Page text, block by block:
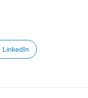
LinkedIn